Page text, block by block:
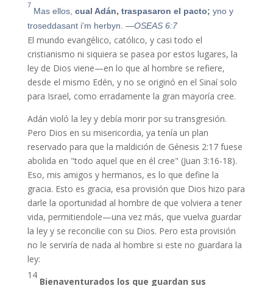
7
Mas ellos, cual Adán, traspasaron el pacto; yno y
troseddasant i'm herbyn. —OSEAS 6:7
El mundo evangélico, católico, y casi todo el
cristianismo ni siquiera se pasea por estos lugares, la
ley de Dios viene—en lo que al hombre se refiere,
desde el mismo Edén, y no se originó en el Sinaí solo
para Israel, como erradamente la gran mayoría cree.
Adán violó la ley y debía morir por su transgresión.
Pero Dios en su misericordia, ya tenía un plan
reservado para que la maldición de Génesis 2:17 fuese
abolida en "todo aquel que en él cree" (Juan 3:16-18).
Eso, mis amigos y hermanos, es lo que define la
gracia. Esto es gracia, esa provisión que Dios hizo para
darle la oportunidad al hombre de que volviera a tener
vida, permitiendole—una vez más, que vuelva guardar
la ley y se reconcilie con su Dios. Pero esta provisión
no le serviría de nada al hombre si este no guardara la
ley:
14
Bienaventurados los que guardan sus